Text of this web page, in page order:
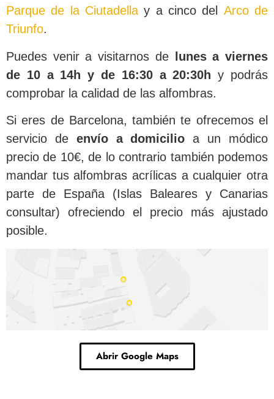
Parque de la Ciutadella y a cinco del Arco de
Triunfo.
Puedes venir a visitarnos de
lunes a viernes
de 10 a 14h y de 16:30 a 20:30hy podrás
comprobar la calidad de las alfombras.
Si eres de Barcelona, también te ofrecemos el
servicio de envío a domicilio a un módico
precio de 10€, de lo contrario también podemos
mandar tus alfombras acrílicas a cualquier otra
parte de España (Islas Baleares y Canarias
consultar) ofreciendo el precio más ajustado
posible.
Abrir Google Maps